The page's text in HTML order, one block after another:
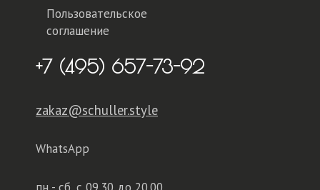
Пользовательское
соглашение
+7 (495) 657-73-92
zakaz@schuller.style
WhatsApp